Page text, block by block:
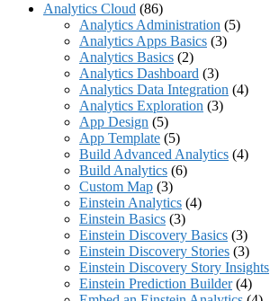
Analytics Cloud (86)
Analytics Administration (5)
Analytics Apps Basics (3)
Analytics Basics (2)
Analytics Dashboard (3)
Analytics Data Integration (4)
Analytics Exploration (3)
App Design (5)
App Template (5)
Build Advanced Analytics (4)
Build Analytics (6)
Custom Map (3)
Einstein Analytics (4)
Einstein Basics (3)
Einstein Discovery Basics (3)
Einstein Discovery Stories (3)
Einstein Discovery Story Insights
Einstein Prediction Builder(4)